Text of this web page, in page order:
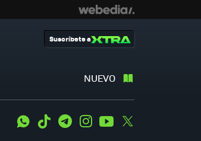
NUEVO
Suscríbete a
WhatsApp
Tiktok TelegramInstagramYoutube